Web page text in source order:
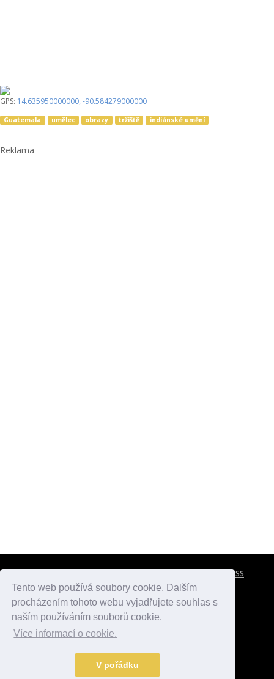
Tento web používá soubory cookie. Dalším
procházením tohoto webu vyjadřujete souhlas s
naším používáním souborů cookie.
Více informací o cookie.
V pořádku
GPS: 14.635950000000, -90.584279000000
Guatemala umělec obrazy tržiště indiánské umění
Reklama
RSS
atlaspamatek.info
Data o počasí jsou přebírána z
Kontakt:mail@desperado.cz